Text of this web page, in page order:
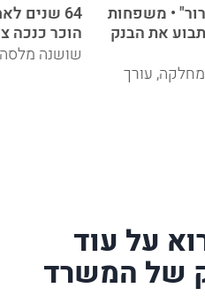
• משפחות
את הבנק
עורך
הוכר כנכה
שושנה
על עוד
של המשרד